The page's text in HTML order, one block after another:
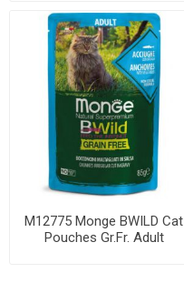
M12775 Monge BWILD Cat
Pouches Gr.Fr. Adult